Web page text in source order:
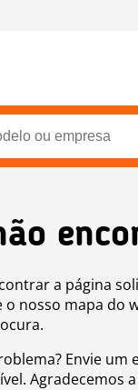
a página
o nosso mapa do
Envie um
Agradecemos